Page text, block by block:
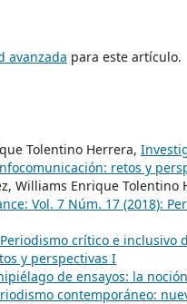
avanzada para este artículo.
Tolentino Herrera,
retos y
Williams Enrique Tolentino
Vol. 7 Núm. 17 (2018):
crítico e inclusivo
y perspectivas I
de ensayos: la
contemporáneo: